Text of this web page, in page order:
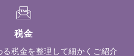
税金
税金を整理して細かくご紹介